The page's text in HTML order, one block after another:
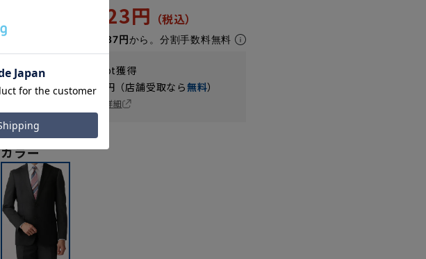
23,023円
月々3,837円から。分割手数料無料
WEB会員なら
pt獲得
送料 全国一律550 円（店舗受取なら無料）
詳細
カラー